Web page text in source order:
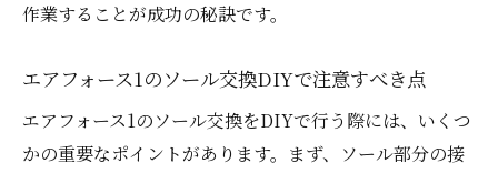
作業することが成功の秘訣です。
エアフォース1のソール交換DIYで注意すべき点
エアフォース1のソール交換をDIYで行う際には、いくつ
かの重要なポイントがあります。まず、ソール部分の接